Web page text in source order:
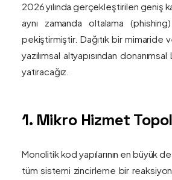
2026 yılında gerçekleştirilen geniş
aynı zamanda oltalama
pekiştirmiştir. Dağıtık bir mimaride
yazılımsal altyapısından
yatıracağız.
1. Mikro Hizmet
Monolitik kod yapılarının en büyük
tüm sistemi zincirleme bir